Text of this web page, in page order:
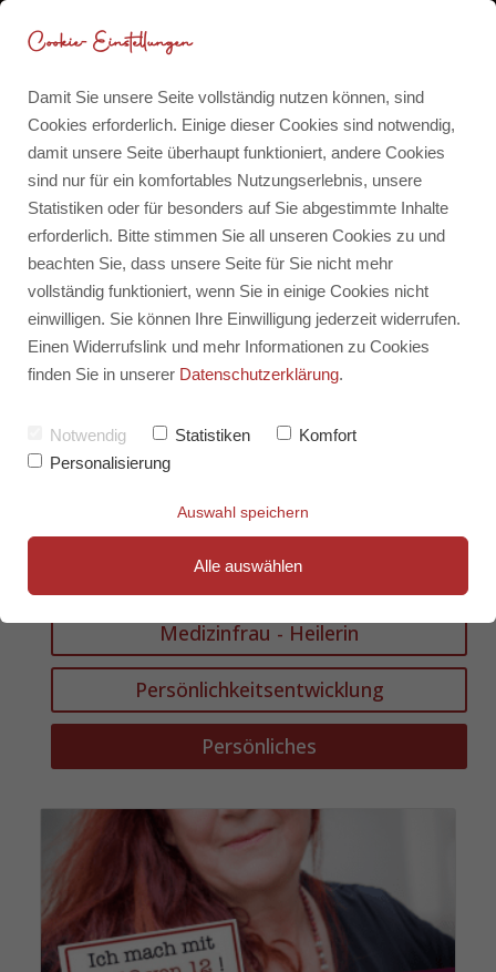
Blog
Für dich für 0 CHF
Meine Publikationen
Persönliches
Alle
Empowerment
Weibliche Archetypen
Medizinfrau - Heilerin
Persönlichkeitsentwicklung
Persönliches
Cookie-Einstellungen
Damit Sie unsere Seite vollständig nutzen können, sind
Cookies erforderlich. Einige dieser Cookies sind notwendig,
damit unsere Seite überhaupt funktioniert, andere Cookies
sind nur für ein komfortables Nutzungserlebnis, unsere
Statistiken oder für besonders auf Sie abgestimmte Inhalte
erforderlich. Bitte stimmen Sie all unseren Cookies zu und
beachten Sie, dass unsere Seite für Sie nicht mehr
vollständig funktioniert, wenn Sie in einige Cookies nicht
einwilligen. Sie können Ihre Einwilligung jederzeit widerrufen.
Einen Widerrufslink und mehr Informationen zu Cookies
finden Sie in unserer Datenschutzerklärung.
Notwendig Statistiken
Komfort
Personalisierung
Auswahl speichern
Alle auswählen